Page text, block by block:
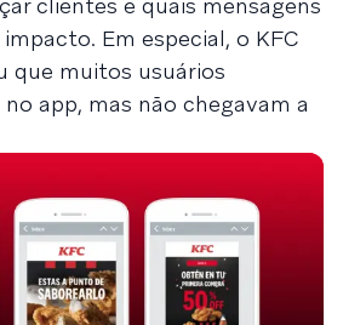
Em especial, o KFC
que muitos usuários
app, mas não chegavam a